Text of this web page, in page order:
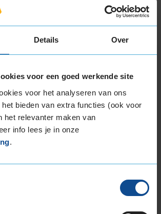
Details Over
voor een goed werkende site
voor het analyseren van ons
bieden van extra functies (ook voor
het relevanter maken van
info lees je in onze
.
EXTRALOAD
EXTRALOAD